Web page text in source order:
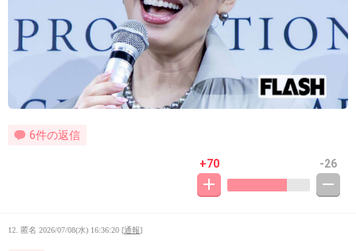
6件の返信
+70 -26
12. 匿名 2026/07/08(水) 16:36:20 [通報]